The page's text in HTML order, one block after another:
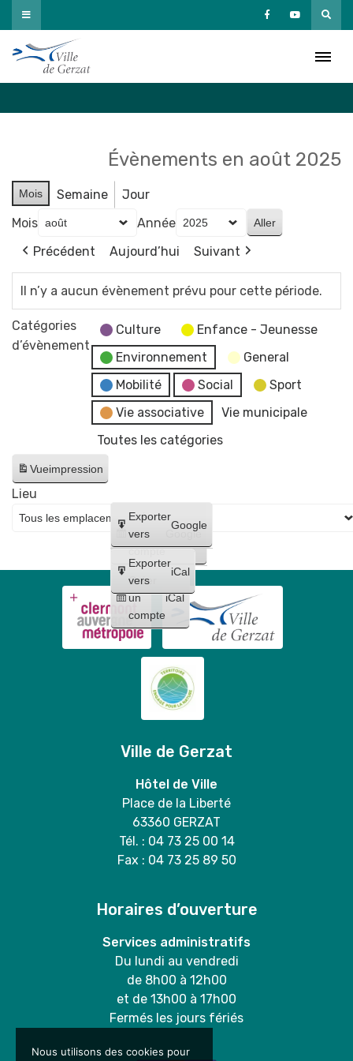
Passer
au
contenu
Évènements en août 2025
Mois Semaine
Jour
Mois
Année
Précédent
Aujourd’hui Suivant
Il n’y a aucun évènement prévu pour cette période.
Catégories
d’évènement
Culture
Enfance - Jeunesse
Environnement
General
Mobilité
Social
Sport
Vie associative
Vie municipale
Toutes les catégories
Vueimpression
Créer
un
compte
Google
Créer
un
compte
iCal
Exporter
vers
Google
Exporter
vers
iCal
Lieu
Ville de Gerzat
Hôtel de Ville
Place de la Liberté
63360 GERZAT
Tél. : 04 73 25 00 14
Fax : 04 73 25 89 50
Horaires d’ouverture
Services administratifs
Du lundi au vendredi
de 8h00 à 12h00
et de 13h00 à 17h00
Fermés les jours fériés
Nous utilisons des cookies pour